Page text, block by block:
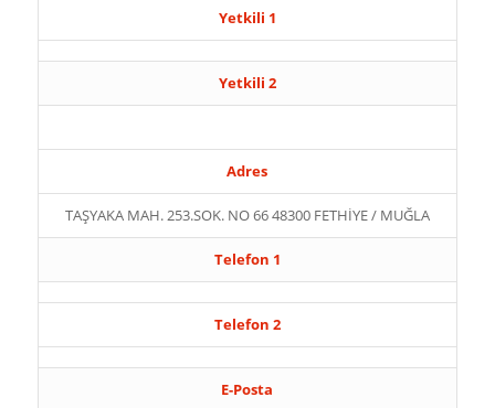
Yetkili 1
Yetkili 2
Adres
TAŞYAKA MAH. 253.SOK. NO 66 48300 FETHİYE / MUĞLA
Telefon 1
Telefon 2
E-Posta